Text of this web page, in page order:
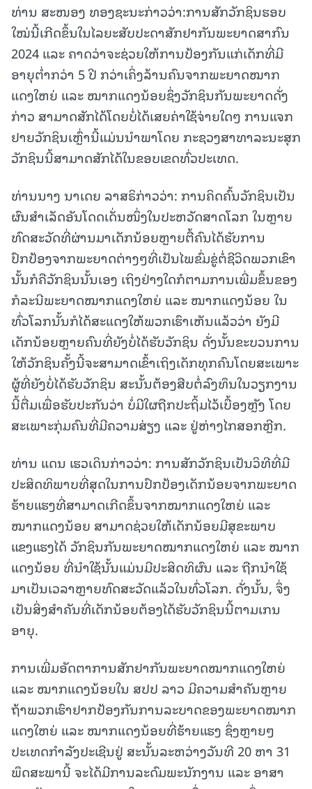
ທ່ານ ສະໜອງ ທອງຊະນະກ່າວວ່າ:ການສັກວັກຊິນຮອບ
ໃໝ່ນີ້ເກີດຂຶ້ນໃນໄລຍະສັບປະດາສັກຢາກັນພະຍາດສາກົນ
2024 ແລະ ຄາດວ່າຈະຊ່ວຍໃຫ້ການປ້ອງກັນແກ່ເດັກທີ່ມີ
ອາຍຸຕ່ຳກວ່າ 5 ປີ ກວ່າເຄິ່ງລ້ານຄົນຈາກພະຍາດໝາກ
ແດງໃຫຍ່ ແລະ ໝາກແດງນ້ອຍຊຶ່ງວັກຊິນກັນພະຍາດດັ່ງ
ກ່າວ ສາມາດສັກໄດ້ໂດຍບໍ່ໄດ້ເສຍຄ່າໃຊ້ຈ່າຍໃດໆ ການແຈກ
ຢາຍວັກຊິນເຫຼົ່ານີ້ແມ່ນນຳພາໂດຍ ກະຊວງສາທາລະນະສຸກ
ວັກຊິນນີ້ສາມາດສັກໄດ້ໃນຂອບເຂດທົ່ວປະເທດ.
ທ່ານນາງ ນາເດຍ ລາສຣິກ່າວວ່າ: ການຄິດຄົ້ນວັກຊິນເປັນ
ຜົນສໍາເລັດອັນໂດດເດັ່ນໜຶ່ງໃນປະຫວັດສາດໂລກ ໃນຫຼາຍ
ທົດສະວັດທີ່ຜ່ານມາເດັກນ້ອຍຫຼາຍຕື້ຄົນໄດ້ຮັບການ
ປົກປ້ອງຈາກພະຍາດຕ່າງໆທີ່ເປັນໄພຂົ່ມຂູ່ຕໍ່ຊີວິດພວກເຂົາ
ນັ້ນກໍຄືວັກຊິນນັ້ນເອງ ເຖິງຢ່າງໃດກໍຕາມການເພີ່ມຂຶ້ນຂອງ
ກໍລະນີພະຍາດໝາກແດງໃຫຍ່ ແລະ ໝາກແດງນ້ອຍ ໃນ
ທົ່ວໂລກນັ້ນກໍໄດ້ສະແດງໃຫ້ພວກເຮົາເຫັນແລ້ວວ່າ ຍັງມີ
ເດັກນ້ອຍຫຼາຍຄົນທີ່ຍັງບໍ່ໄດ້ຮັບວັກຊິນ ດັ່ງນັ້ນຂະບວນການ
ໃຫ້ວັກຊິນຄັ້ງນີ້ຈະສາມາດເຂົ້າເຖິງເດັກທຸກຄົນໂດຍສະເພາະ
ຜູ້ທີ່ຍັງບໍ່ໄດ້ຮັບວັກຊິນ ສະນັ້ນຕ້ອງສືບຕໍ່ລົງທຶນໃນວຽກງານ
ນີ້ຕື່ມເພື່ອຮັບປະກັນວ່າ ບໍ່ມີໃຜຖືກປະຖິ້ມໄວ້ເບື້ອງຫຼັງ ໂດຍ
ສະເພາະກຸ່ມຄົນທີ່ມີຄວາມສ່ຽງ ແລະ ຢູ່ຫ່າງໄກສອກຫຼີກ.
ທ່ານ ແດນ ເຮວເດິນກ່າວວ່າ: ການສັກວັກຊິນເປັນວິທີທີ່ມີ
ປະສິດທິພາບທີ່ສຸດໃນການປົກປ້ອງເດັກນ້ອຍຈາກພະຍາດ
ຮ້າຍແຮງທີ່ສາມາດເກີດຂຶ້ນຈາກໝາກແດງໃຫຍ່ ແລະ
ໝາກແດງນ້ອຍ ສາມາດຊ່ວຍໃຫ້ເດັກນ້ອຍມີສຸຂະພາບ
ແຂງແຮງໄດ້ ວັກຊິນກັນພະຍາດໝາກແດງໃຫຍ່ ແລະ ໝາກ
ແດງນ້ອຍ ທີ່ນຳໃຊ້ນັ້ນແມ່ນມີປະສິດທິຜົນ ແລະ ຖືກນຳໃຊ້
ມາເປັນເວລາຫຼາຍທົດສະວັດແລ້ວໃນທົ່ວໂລກ. ດັ່ງນັ້ນ, ຈຶ່ງ
ເປັນສິ່ງສໍາຄັນທີ່ເດັກນ້ອຍຕ້ອງໄດ້ຮັບວັກຊິນນີ້ຕາມເກນ
ອາຍຸ.
ການເພີ່ມອັດຕາການສັກຢາກັນພະຍາດໝາກແດງໃຫຍ່
ແລະ ໝາກແດງນ້ອຍໃນ ສປປ ລາວ ມີຄວາມສຳຄັນຫຼາຍ
ຖ້າພວກເຮົາຢາກປ້ອງກັນການລະບາດຂອງພະຍາດໝາກ
ແດງໃຫຍ່ ແລະ ໝາກແດງນ້ອຍທີ່ຮ້າຍແຮງ ຊຶ່ງຫຼາຍໆ
ປະເທດກຳລັງປະເຊີນຢູ່ ສະນັ້ນລະຫວ່າງວັນທີ 20 ຫາ 31
ພຶດສະພານີ້ ຈະໄດ້ມີການລະດົມພະນັກງານ ແລະ ອາສາ